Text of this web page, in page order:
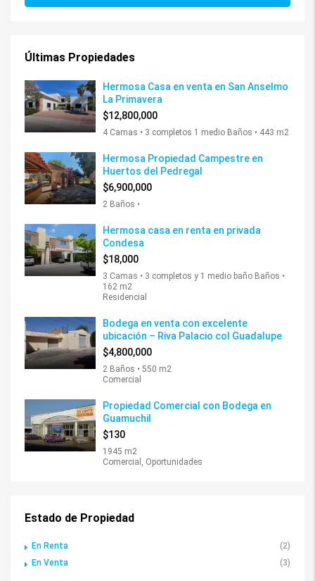
Últimas Propiedades
Hermosa Casa en venta en San Anselmo
La Primavera
$12,800,000
4 Camas • 3 completos 1 medio Baños • 443 m2
Hermosa Propiedad Campestre en
Huertos del Pedregal
$6,900,000
2 Baños •
Hermosa casa en renta en privada
Condesa
$18,000
3 Camas • 3 completos y 1 medio baño Baños •
162 m2
Residencial
Bodega en venta con excelente
ubicación – Riva Palacio col Guadalupe
$4,800,000
2 Baños • 550 m2
Comercial
Propiedad Comercial con Bodega en
Guamuchil
$130
1945 m2
Comercial, Oportunidades
Estado de Propiedad
En Renta
(2)
En Venta
(3)